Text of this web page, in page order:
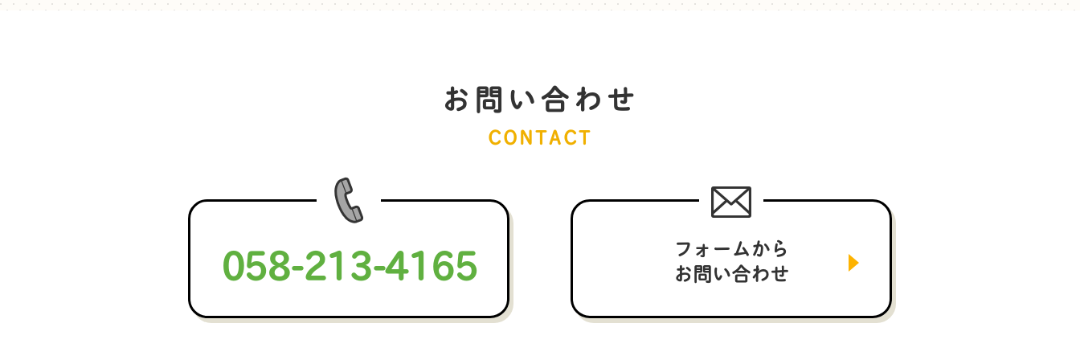
お問い合わせ
CONTACT
058-213-4165
フォームから
お問い合わせ